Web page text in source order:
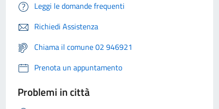
Leggi le domande frequenti
Richiedi Assistenza
Chiama il comune 02 946921
Prenota un appuntamento
Problemi in città